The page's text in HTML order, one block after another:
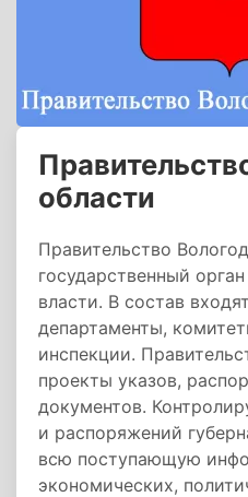
области
Правительство
государственный
власти. В состав
департаменты,
инспекции.
проекты указов,
документов.
и распоряжений
всю поступающую
экономических,